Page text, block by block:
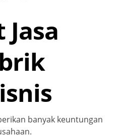
banyak keuntungan